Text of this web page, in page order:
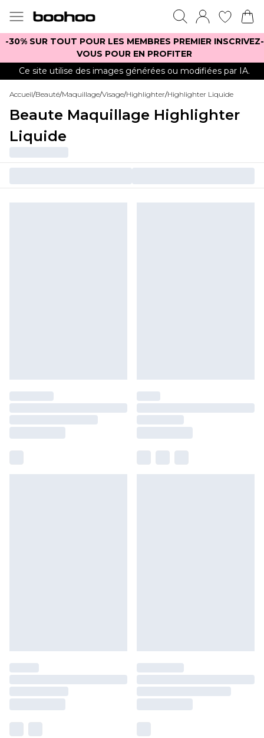
-30% SUR TOUT POUR LES MEMBRES PREMIER INSCRIVEZ-
VOUS POUR EN PROFITER
Ce site utilise des images générées ou modifiées par IA.
Accueil/Beauté/Maquillage/Visage/Highlighter/Highlighter Liquide
Beaute Maquillage Highlighter
Liquide